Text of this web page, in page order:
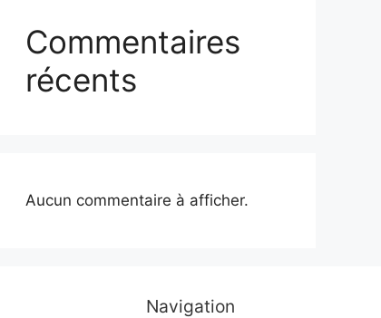
Commentaires
récents
Aucun commentaire à afficher.
Navigation